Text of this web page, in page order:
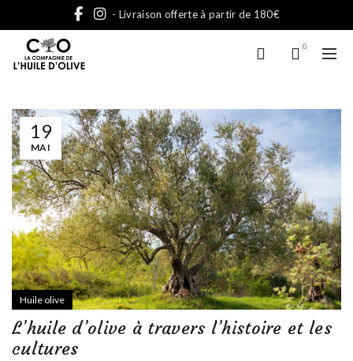
- Livraison offerte à partir de 180€
0
19
MAI
Huile olive
L’huile d’olive à travers l’histoire et les
cultures